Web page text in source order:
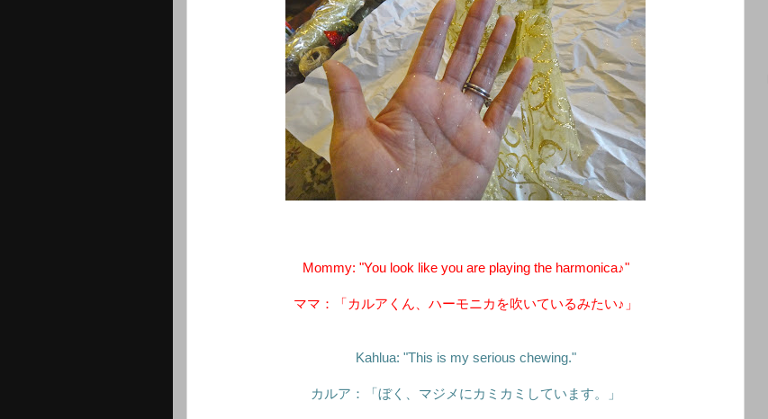
Mommy: "You look like you are playing the harmonica♪"
ママ：「カルアくん、ハーモニカを吹いているみたい♪」
Kahlua: "This is my serious chewing."
カルア：「ぼく、マジメにカミカミしています。」